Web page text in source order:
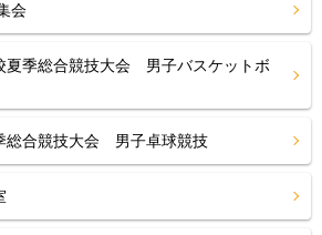
会
季総合競技大会 男子バスケットボ
総合競技大会 男子卓球競技